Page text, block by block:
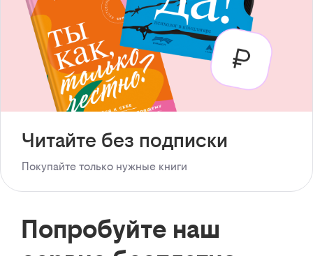
Читайте без подписки
Покупайте только нужные книги
Попробуйте наш